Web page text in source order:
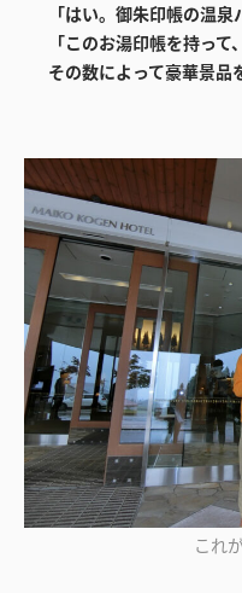
「はい。御朱印帳の温泉
「このお湯印帳を持って
その数によって豪華景品
これ